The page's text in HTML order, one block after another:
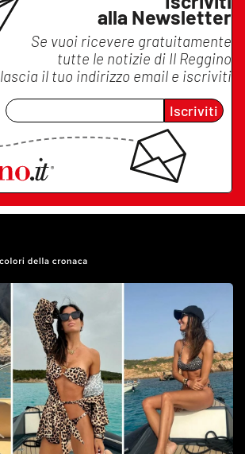
alla Newsletter
Se vuoi ricevere gratuitamente
tutte le notizie di Il Reggino
lascia il tuo indirizzo email e iscriviti
Iscriviti